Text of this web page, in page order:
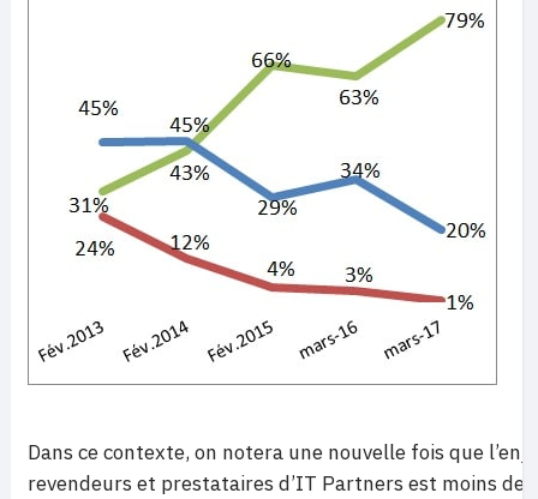
Dans ce contexte, on notera une nouvelle fois que
revendeurs et prestataires d’IT Partners est moins de